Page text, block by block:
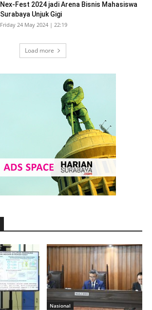
Nex-Fest 2024 jadi Arena Bisnis Mahasiswa
Surabaya Unjuk Gigi
Friday 24 May 2024 | 22:19
Load more
Nasional